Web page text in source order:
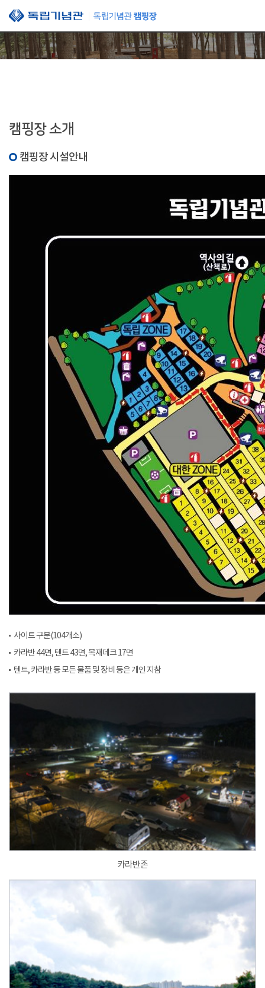
본문 바로가기
캠핑장 소개
캠핑장 시설안내
사이트 구분(104개소)
카라반 44면, 텐트 43면, 목재데크 17면
텐트, 카라반 등 모든 물품 및 장비 등은 개인 지참
카라반존